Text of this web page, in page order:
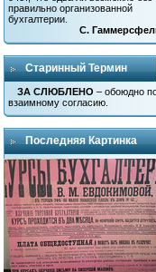
правильно организованной
бухгалтерии.
С.
Старинный Термин
ЗА СЛЮБЛЕНО – обоюдно
взаимному согласию.
Последняя Картинка